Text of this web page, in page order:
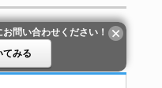
問い合わせください！
てみる